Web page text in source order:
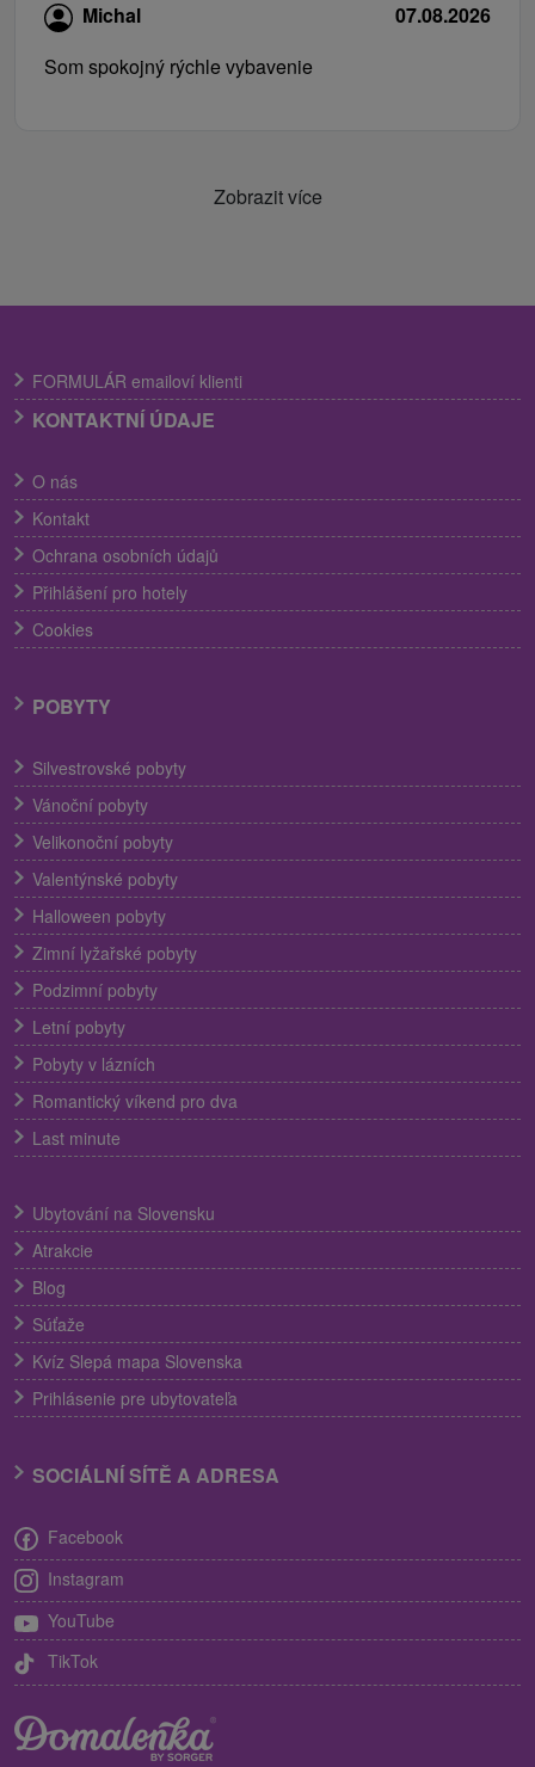
Michal
07.08.2026
Som spokojný rýchle vybavenie
Zobrazit více
FORMULÁR emailoví klienti
KONTAKTNÍ ÚDAJE
O nás
Kontakt
Ochrana osobních údajů
Přihlášení pro hotely
Cookies
POBYTY
Silvestrovské pobyty
Vánoční pobyty
Velikonoční pobyty
Valentýnské pobyty
Halloween pobyty
Zimní lyžařské pobyty
Podzimní pobyty
Letní pobyty
Pobyty v lázních
Romantický víkend pro dva
Last minute
Ubytování na Slovensku
Atrakcie
Blog
Súťaže
Kvíz Slepá mapa Slovenska
Prihlásenie pre ubytovateľa
SOCIÁLNÍ SÍTĚ A ADRESA
Facebook
Instagram
YouTube
TikTok